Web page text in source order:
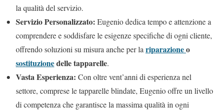
la qualità del servizio.
Servizio Personalizzato: Eugenio dedica tempo e attenzione a
comprendere e soddisfare le esigenze specifiche di ogni cliente,
offrendo soluzioni su misura anche per la riparazioneo
sostituzionedelle tapparelle.
Vasta Esperienza: Con oltre vent’anni di esperienza nel
settore, comprese le tapparelle blindate, Eugenio offre un livello
di competenza che garantisce la massima qualità in ogni